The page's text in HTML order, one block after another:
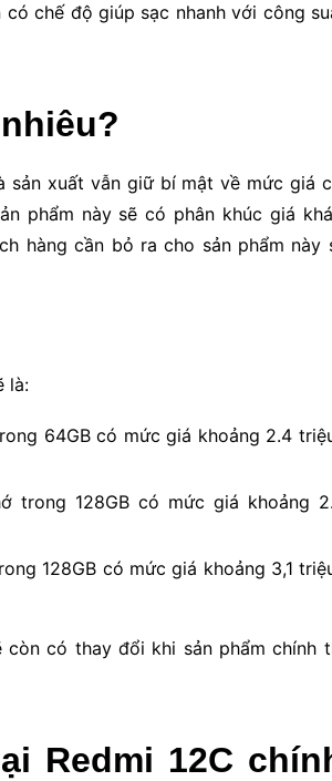
chế độ giúp sạc nhanh với công
xuất vẫn giữ bí mật về mức giá
phẩm này sẽ có phân khúc giá
hàng cần bỏ ra cho sản phẩm này
là:
64GB có mức giá khoảng 2.4
trong 128GB có mức giá khoảng
128GB có mức giá khoảng 3,1
có thay đổi khi sản phẩm chính
Redmi 12C